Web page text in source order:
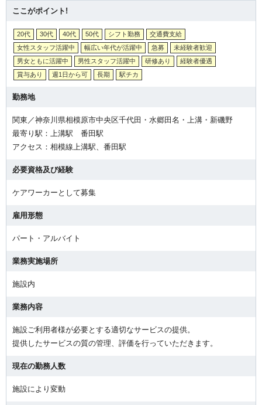
ここがポイント!
20代 30代 40代 50代 シフト勤務
交通費支給
女性スタッフ活躍中
幅広い年代が活躍中 急募
未経験者歓迎
男女ともに活躍中
男性スタッフ活躍中 研修あり
経験者優遇
賞与あり
週1日から可 長期 駅チカ
勤務地
関東／神奈川県相模原市中央区千代田・水郷田名・上溝・新磯野
最寄り駅：上溝駅 番田駅
アクセス：相模線上溝駅、番田駅
必要資格及び経験
ケアワーカーとして募集
雇用形態
パート・アルバイト
業務実施場所
施設内
業務内容
施設ご利用者様が必要とする適切なサービスの提供。
提供したサービスの質の管理、評価を行っていただきます。
現在の勤務人数
施設により変動